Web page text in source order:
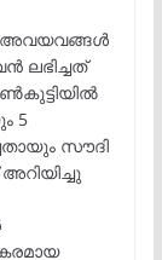
അവയവങ്ങൾ
ലഭിച്ചത്
5
സൗദി